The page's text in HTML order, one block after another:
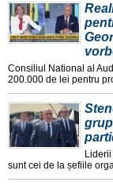
Consiliul National al
200.000 de lei pentru
sunt cei de la șefiile